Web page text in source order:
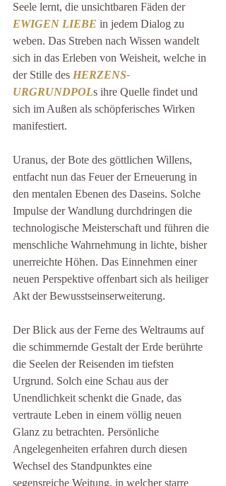
Seele lernt, die unsichtbaren Fäden der
EWIGEN LIEBE in jedem Dialog zu
weben. Das Streben nach Wissen wandelt
sich in das Erleben von Weisheit, welche in
der Stille des HERZENS-
URGRUNDPOLs ihre Quelle findet und
sich im Außen als schöpferisches Wirken
manifestiert.
Uranus, der Bote des göttlichen Willens,
entfacht nun das Feuer der Erneuerung in
den mentalen Ebenen des Daseins. Solche
Impulse der Wandlung durchdringen die
technologische Meisterschaft und führen die
menschliche Wahrnehmung in lichte, bisher
unerreichte Höhen. Das Einnehmen einer
neuen Perspektive offenbart sich als heiliger
Akt der Bewusstseinserweiterung.
Der Blick aus der Ferne des Weltraums auf
die schimmernde Gestalt der Erde berührte
die Seelen der Reisenden im tiefsten
Urgrund. Solch eine Schau aus der
Unendlichkeit schenkt die Gnade, das
vertraute Leben in einem völlig neuen
Glanz zu betrachten. Persönliche
Angelegenheiten erfahren durch diesen
Wechsel des Standpunktes eine
segensreiche Weitung, in welcher starre